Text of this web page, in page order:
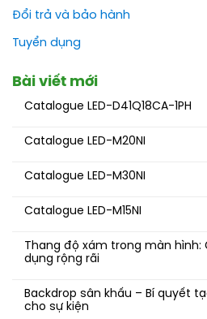
Đổi trả và bảo hành
Tuyển dụng
Bài viết mới
Catalogue LED-D41Q18CA-1PH
Catalogue LED-M20NI
Catalogue LED-M30NI
Catalogue LED-M15NI
Thang độ xám trong màn hình:
dụng rộng rãi
Backdrop sân khấu – Bí quyết
cho sự kiện